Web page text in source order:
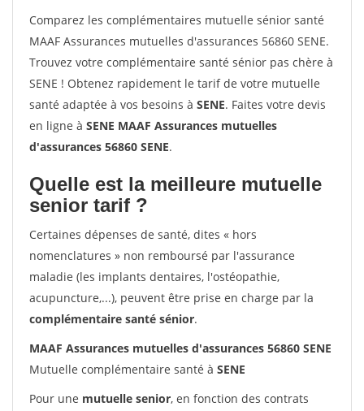
Comparez les complémentaires mutuelle sénior santé
MAAF Assurances mutuelles d'assurances 56860 SENE.
Trouvez votre complémentaire santé sénior pas chère à
SENE ! Obtenez rapidement le tarif de votre mutuelle
santé adaptée à vos besoins à SENE. Faites votre devis
en ligne à SENE MAAF Assurances mutuelles
d'assurances 56860 SENE.
Quelle est la meilleure mutuelle
senior tarif ?
Certaines dépenses de santé, dites « hors
nomenclatures » non remboursé par l'assurance
maladie (les implants dentaires, l'ostéopathie,
acupuncture,...), peuvent être prise en charge par la
complémentaire santé sénior.
MAAF Assurances mutuelles d'assurances 56860 SENE
Mutuelle complémentaire santé à SENE
Pour une mutuelle senior, en fonction des contrats